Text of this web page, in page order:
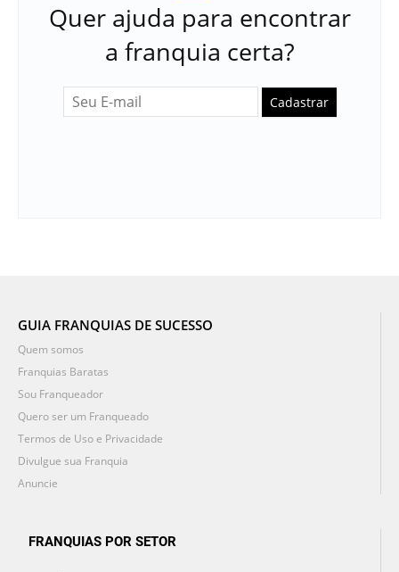
Quer ajuda para encontrar
a franquia certa?
Cadastrar
GUIA FRANQUIAS DE SUCESSO
Quem somos
Franquias Baratas
Sou Franqueador
Quero ser um Franqueado
Termos de Uso e Privacidade
Divulgue sua Franquia
Anuncie
FRANQUIAS POR SETOR